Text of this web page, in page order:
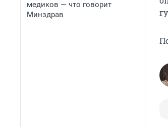
медиков — что говорит
Минздрав